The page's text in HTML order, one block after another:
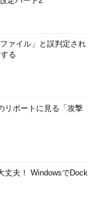
ァイル」と誤判定され
る
リポートに見る「攻撃
丈夫！ WindowsでDock